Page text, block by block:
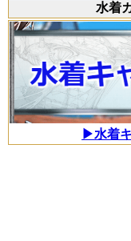
水着
▶水着